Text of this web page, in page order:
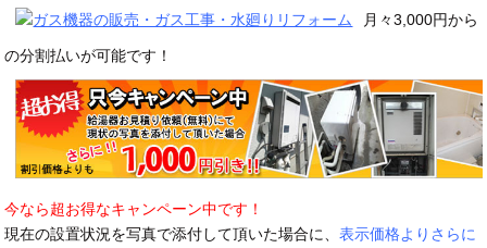
月々3,000円から
の分割払いが可能です！
今なら超お得なキャンペーン中です！
現在の設置状況を写真で添付して頂いた場合に、表示価格よりさらに